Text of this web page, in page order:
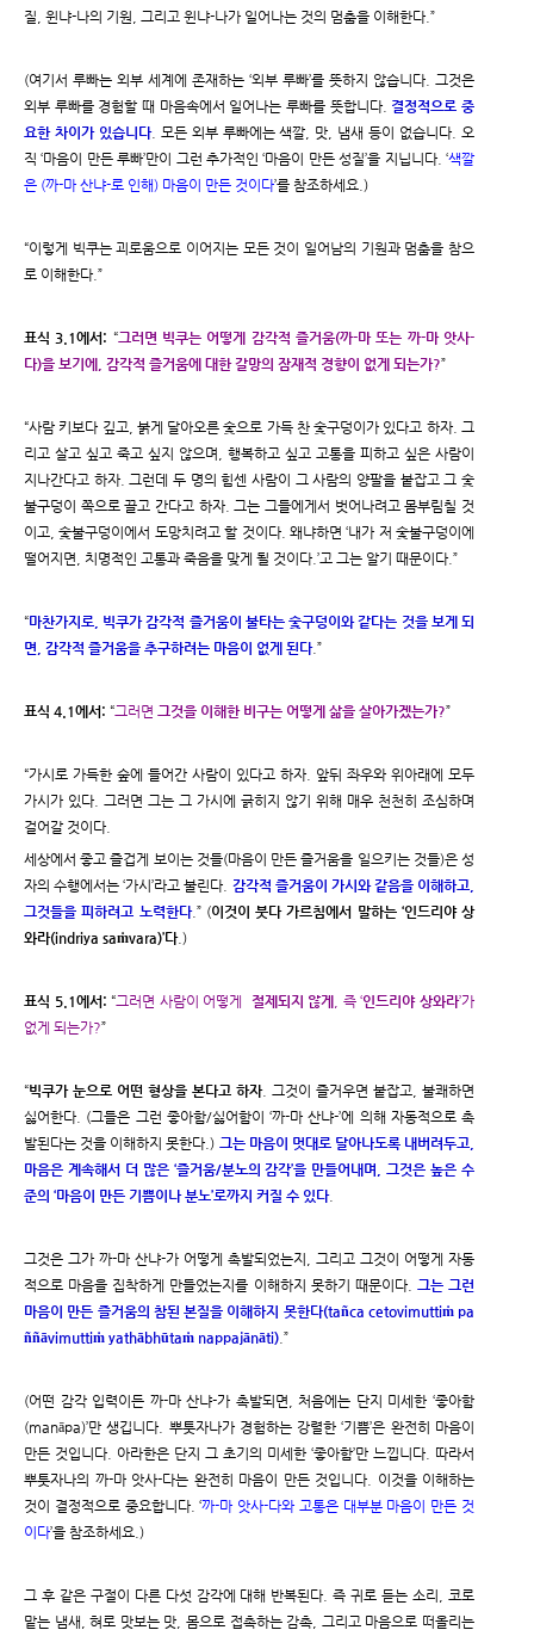
질, 윈냐-나의 기원, 그리고 윈냐-나가 일어나는 것의 멈춤을 이해한다.”
(여기서 루빠는 외부 세계에 존재하는 ‘외부 루빠’를 뜻하지 않습니다. 그것은
외부 루빠를 경험할 때 마음속에서 일어나는 루빠를 뜻합니다. 결정적으로 중
요한 차이가 있습니다. 모든 외부 루빠에는 색깔, 맛, 냄새 등이 없습니다. 오
직 ‘마음이 만든 루빠’만이 그런 추가적인 ‘마음이 만든 성질’을 지닙니다. ‘색깔
은 (까-마 산냐-로 인해) 마음이 만든 것이다’를 참조하세요.)
“이렇게 빅쿠는 괴로움으로 이어지는 모든 것이 일어남의 기원과 멈춤을 참으
로 이해한다.”
표식 3.1에서: “그러면 빅쿠는 어떻게 감각적 즐거움(까-마 또는 까-마 앗사-
다)을 보기에, 감각적 즐거움에 대한 갈망의 잠재적 경향이 없게 되는가?”
“사람 키보다 깊고, 붉게 달아오른 숯으로 가득 찬 숯구덩이가 있다고 하자. 그
리고 살고 싶고 죽고 싶지 않으며, 행복하고 싶고 고통을 피하고 싶은 사람이
지나간다고 하자. 그런데 두 명의 힘센 사람이 그 사람의 양팔을 붙잡고 그 숯
불구덩이 쪽으로 끌고 간다고 하자. 그는 그들에게서 벗어나려고 몸부림칠 것
이고, 숯불구덩이에서 도망치려고 할 것이다. 왜냐하면 ‘내가 저 숯불구덩이에
떨어지면, 치명적인 고통과 죽음을 맞게 될 것이다.’고 그는 알기 때문이다.”
“마찬가지로, 빅쿠가 감각적 즐거움이 불타는 숯구덩이와 같다는 것을 보게 되
면, 감각적 즐거움을 추구하려는 마음이 없게 된다.”
표식 4.1에서: “그러면 그것을 이해한 비구는 어떻게 삶을 살아가겠는가?”
“가시로 가득한 숲에 들어간 사람이 있다고 하자. 앞뒤 좌우와 위아래에 모두
가시가 있다. 그러면 그는 그 가시에 긁히지 않기 위해 매우 천천히 조심하며
걸어갈 것이다.
세상에서 좋고 즐겁게 보이는 것들(마음이 만든 즐거움을 일으키는 것들)은 성
자의 수행에서는 ‘가시’라고 불린다. 감각적 즐거움이 가시와 같음을 이해하고,
그것들을 피하려고 노력한다.” (이것이 붓다 가르침에서 말하는 ‘인드리야 상
와라(indriya saṁvara)’다.)
표식 5.1에서: “그러면 사람이 어떻게 절제되지 않게 , 즉 ‘인드리야 상와라’가
없게 되는가?”
“빅쿠가 눈으로 어떤 형상을 본다고 하자. 그것이 즐거우면 붙잡고, 불쾌하면
싫어한다. (그들은 그런 좋아함/싫어함이 ‘까-마 산냐-’에 의해 자동적으로 촉
발된다는 것을 이해하지 못한다.) 그는 마음이 멋대로 달아나도록 내버려두고,
마음은 계속해서 더 많은 ‘즐거움/분노의 감각’을 만들어내며, 그것은 높은 수
준의 ‘마음이 만든 기쁨이나 분노’로까지 커질 수 있다.
그것은 그가 까-마 산냐-가 어떻게 촉발되었는지, 그리고 그것이 어떻게 자동
적으로 마음을 집착하게 만들었는지를 이해하지 못하기 때문이다. 그는 그런
마음이 만든 즐거움의 참된 본질을 이해하지 못한다(tañca cetovimuttiṁ pa
ññāvimuttiṁ yathābhūtaṁ nappajānāti) .”
(어떤 감각 입력이든 까-마 산냐-가 촉발되면, 처음에는 단지 미세한 ‘좋아함
(manāpa)’만 생깁니다. 뿌툿자나가 경험하는 강렬한 ‘기쁨’은 완전히 마음이
만든 것입니다. 아라한은 단지 그 초기의 미세한 ‘좋아함’만 느낍니다. 따라서
뿌툿자나의 까-마 앗사-다는 완전히 마음이 만든 것입니다. 이것을 이해하는
것이 결정적으로 중요합니다. ‘까-마 앗사-다와 고통은 대부분 마음이 만든 것
이다’을 참조하세요.)
그 후 같은 구절이 다른 다섯 감각에 대해 반복된다. 즉 귀로 듣는 소리, 코로
맡는 냄새, 혀로 맛보는 맛, 몸으로 접촉하는 감촉, 그리고 마음으로 떠올리는